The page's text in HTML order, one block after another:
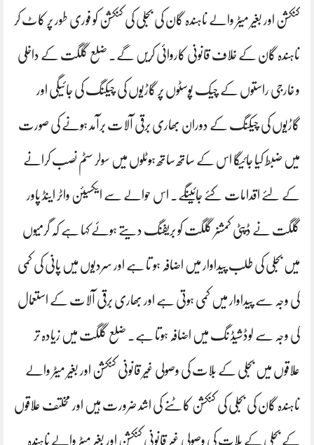
کنکشن اور بغیر میٹر والے ناہندہ گان کی بجلی کی کنکشن کو فوری طور پر کاٹ کر
ناہندہ گان کے خلاف قانونی کاروائی کریں گے۔ ضلع گلگت کے داخلی
و خارجی راستوں کے چیک پوسٹوں پر گاڑیوں کی چیکنگ کی جائیگی اور
گاڑیوں کی چیکنگ کے دوران بھاری برقی آلات برآمد ہونے کی صورت
میں ضبط کیا جائیگا اس کے ساتھ ساتھ ہوٹلوں میں سولر سٹم نصب کرانے
کے لئے اقدامات کئے جائینگے۔ اس حوالے سے ایکسیئن واٹر اینڈ پاور
گلگت نے ڈپٹی کمشنر گلگت کو بریفنگ دیتے ہوئے کہا ہے کہ گرمیوں
میں بجلی کی طلب پیداوار میں اضافہ ہو تا ہے اور سردیوں میں پانی کی کمی
کی وجہ سے پیداوار میں کمی ہوتی ہے اور بھاری برقی آلات کے استعمال
کی وجہ سے لوڈشیڈ نگ میں اضافہ ہوتا ہے۔ ضلع گلگت میں زیادہ تر
علاقوں میں بجلی کے بلات کی وصولی غیر قانونی کنکشن اور بغیر میٹر والے
ناہندہ گان کی بجلی کی کنکشن کاٹنے کی اشد ضرورت ہیں اور مخلتف علاقوں
کے بجلی کے بلات کی وصولی غیر قانونی کنکشن اور بغیر میٹر والے ناہندہ